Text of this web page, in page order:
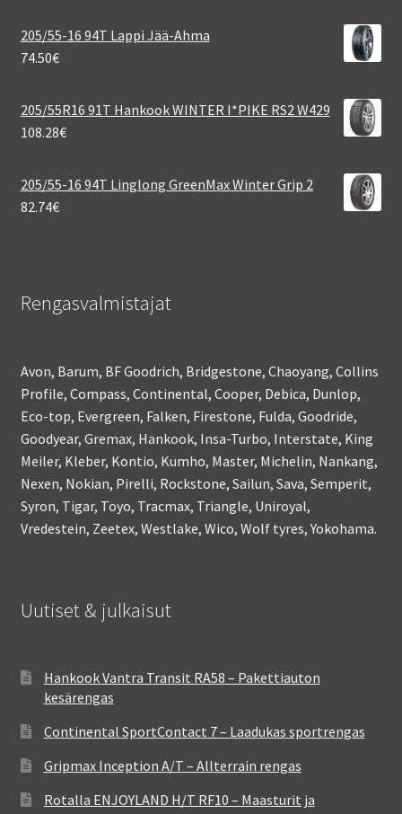
205/55-16 94T Lappi Jää-Ahma
74.50€
205/55R16 91T Hankook WINTER I*PIKE RS2 W429
108.28€
205/55-16 94T Linglong GreenMax Winter Grip 2
82.74€
Rengasvalmistajat
Avon, Barum, BF Goodrich, Bridgestone, Chaoyang, Collins
Profile, Compass, Continental, Cooper, Debica, Dunlop,
Eco-top, Evergreen, Falken, Firestone, Fulda, Goodride,
Goodyear, Gremax, Hankook, Insa-Turbo, Interstate, King
Meiler, Kleber, Kontio, Kumho, Master, Michelin, Nankang,
Nexen, Nokian, Pirelli, Rockstone, Sailun, Sava, Semperit,
Syron, Tigar, Toyo, Tracmax, Triangle, Uniroyal,
Vredestein, Zeetex, Westlake, Wico, Wolf tyres, Yokohama.
Uutiset & julkaisut
Hankook Vantra Transit RA58 – Pakettiauton
kesärengas
Continental SportContact 7 – Laadukas sportrengas
Gripmax Inception A/T – Allterrain rengas
Rotalla ENJOYLAND H/T RF10 – Maasturit ja